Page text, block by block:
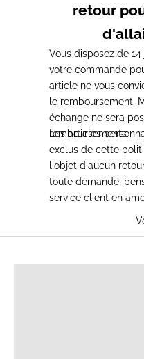
retour
Vous disposez de
votre commande
article ne vous
le remboursement.
échange ne sera
remboursements.
Les articles
exclus de cette
l'objet d'aucun
toute demande,
service client en